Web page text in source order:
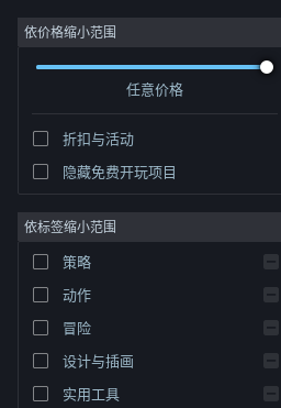
登录
关于
客服
依价格缩小范围
任意价格
折扣与活动
隐藏免费开玩项目
依标签缩小范围
策略
动作
冒险
设计与插画
实用工具
开发者: Adventurer's Tavern
排序依据 相关性
1 个匹配的搜索结果。